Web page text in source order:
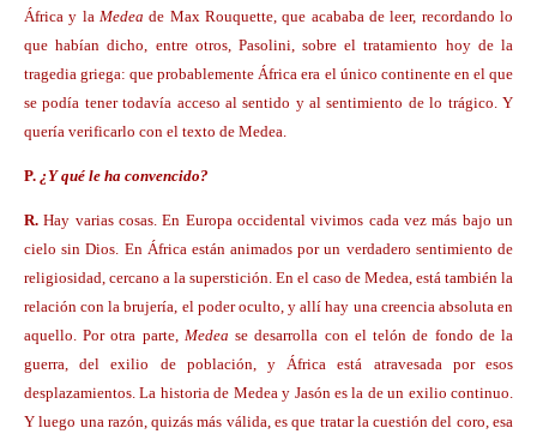
África y la Medea de Max Rouquette, que acababa de leer, recordando lo
que habían dicho, entre otros, Pasolini, sobre el tratamiento hoy de la
tragedia griega: que probablemente África era el único continente en el que
se podía tener todavía acceso al sentido y al sentimiento de lo trágico. Y
quería verificarlo con el texto de Medea.
P. ¿Y qué le ha convencido?
R. Hay varias cosas. En Europa occidental vivimos cada vez más bajo un
cielo sin Dios. En África están animados por un verdadero sentimiento de
religiosidad, cercano a la superstición. En el caso de Medea, está también la
relación con la brujería, el poder oculto, y allí hay una creencia absoluta en
aquello. Por otra parte, Medea se desarrolla con el telón de fondo de la
guerra, del exilio de población, y África está atravesada por esos
desplazamientos. La historia de Medea y Jasón es la de un exilio continuo.
Y luego una razón, quizás más válida, es que tratar la cuestión del coro, esa